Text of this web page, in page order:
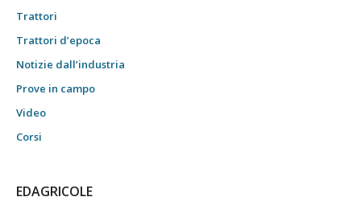
Trattori
Trattori d’epoca
Notizie dall’industria
Prove in campo
Video
Corsi
EDAGRICOLE